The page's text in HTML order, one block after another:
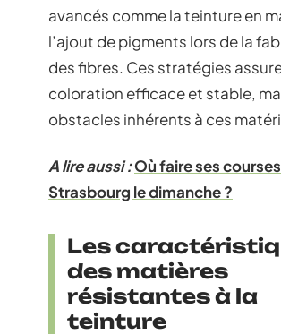
avancés comme la teinture en
l’ajout de pigments lors de la
des fibres. Ces stratégies
coloration efficace et stable,
obstacles inhérents à ces
A lire aussi :Où faire ses
Strasbourg le dimanche ?
Les
des matières
résistantes à la
teinture